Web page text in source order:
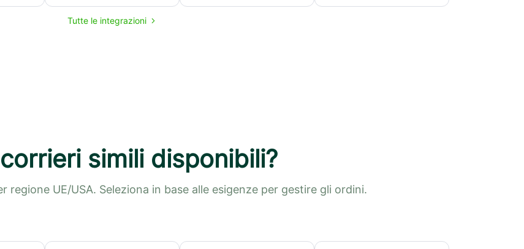
Tutte le integrazioni
simili disponibili?
regione UE/USA. Seleziona in base alle esigenze per gestire gli ordini.